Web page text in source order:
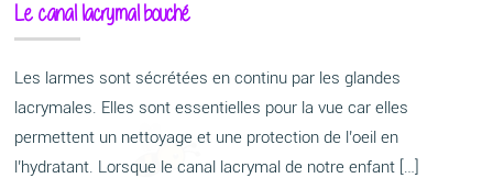
Le canal lacrymal bouché
Les larmes sont sécrétées en continu par les glandes
lacrymales. Elles sont essentielles pour la vue car elles
permettent un nettoyage et une protection de l’oeil en
l’hydratant. Lorsque le canal lacrymal de notre enfant […]